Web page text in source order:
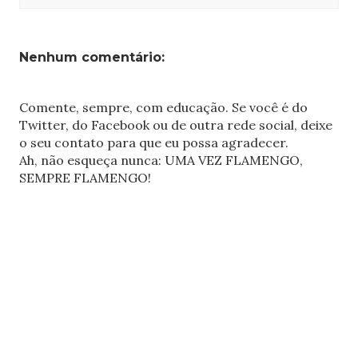
Nenhum comentário:
Comente, sempre, com educação. Se você é do
Twitter, do Facebook ou de outra rede social, deixe
o seu contato para que eu possa agradecer.
Ah, não esqueça nunca: UMA VEZ FLAMENGO,
SEMPRE FLAMENGO!